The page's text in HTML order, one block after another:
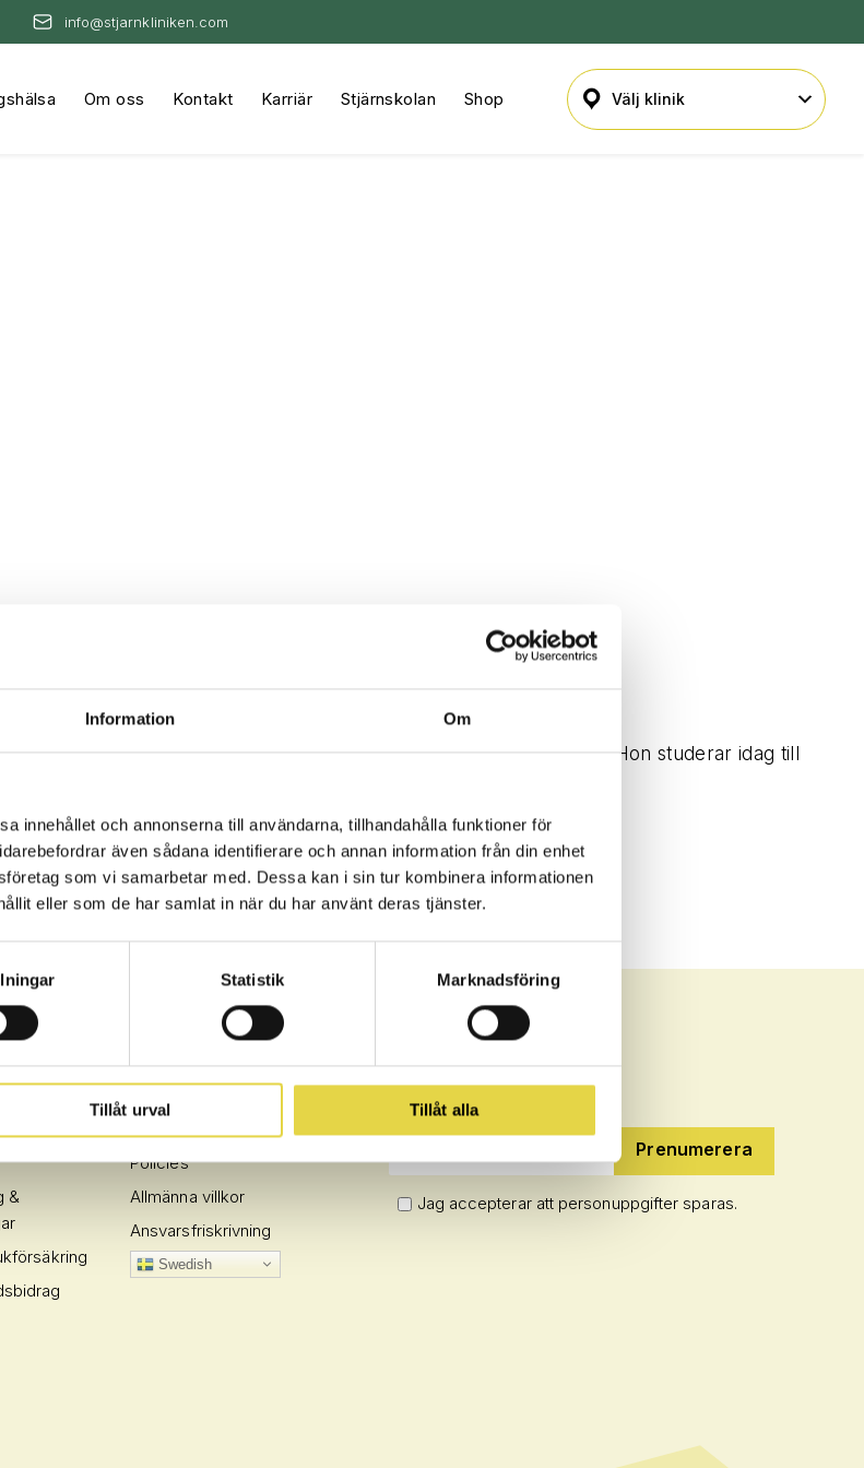
Information Om
innehållet och annonserna till användarna, tillhandahålla funktioner för
även sådana identifierare och annan information från din enhet
som vi samarbetar med. Dessa kan i sin tur kombinera informationen
eller som de har samlat in när du har använt deras tjänster.
Statistik Marknadsföring
Tillåt urval Tillåt alla
info@stjarnkliniken.com
Om oss Kontakt Karriär Stjärnskolan Shop
2021 med ett stort intresse för rörelse och kroppens funktion. Hon studerar idag till
både som aktiv och coach.
andra till en starkare kropp och mer välmående vardag.
&
INFO
Policies
Allmänna villkor
Ansvarsfriskrivning
Swedish
NYHETSBREV
Jag accepterar att personuppgifter sparas.